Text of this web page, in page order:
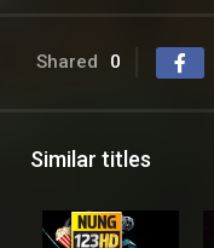
Shared 0
Similar titles